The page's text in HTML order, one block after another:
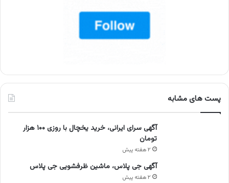
پست های مشابه
آگهی سرای ایرانی، خرید یخچال با روزی ۱۰۰ هزار
تومان
۲ هفته پیش
آگهی جی پلاس، ماشین ظرفشویی جی پلاس
۲ هفته پیش